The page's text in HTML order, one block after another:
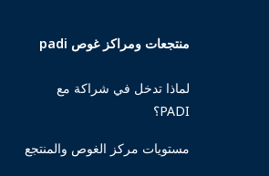
منتجعات ومراكز غوص padi
لماذا تدخل في شراكة مع
PADI؟
مستويات مركز الغوص والمنتجع